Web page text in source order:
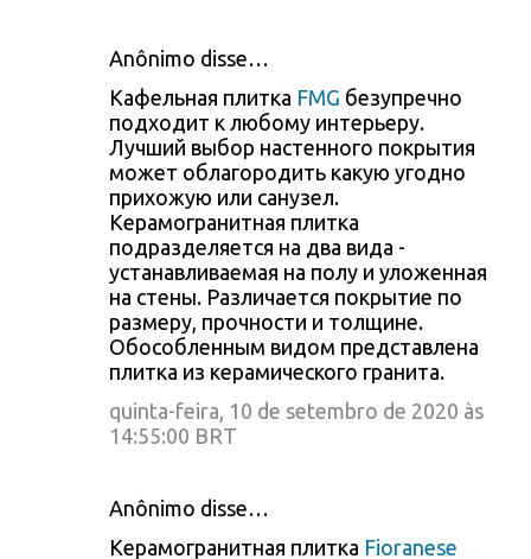
Anônimo disse…
Кафельная плитка FMG безупречно
подходит к любому интерьеру.
Лучший выбор настенного покрытия
может облагородить какую угодно
прихожую или санузел.
Керамогранитная плитка
подразделяется на два вида -
устанавливаемая на полу и уложенная
на стены. Различается покрытие по
размеру, прочности и толщине.
Обособленным видом представлена
плитка из керамического гранита.
quinta-feira, 10 de setembro de 2020 às
14:55:00 BRT
Anônimo disse…
Керамогранитная плитка Fioranese